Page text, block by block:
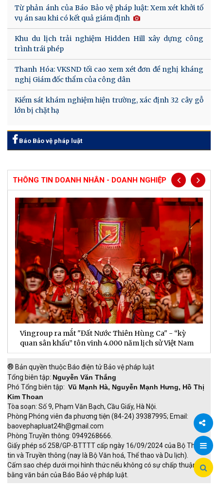
Chia
Từ phản ánh của Báo Bảo vệ pháp luật: Xem xét khởi tố
vụ án sau khi có kết quả giám định
Khu du lịch trải nghiệm Hidden Hill xây dựng công
trình trái phép
Thanh Hóa: VKSND tối cao xem xét đơn đề nghị kháng
nghị Giám đốc thẩm của công dân
Kiểm sát khám nghiệm hiện trường, xác định 32 cây gỗ
lớn bị chặt hạ
Báo Bảo vệ pháp luật
THÔNG TIN DOANH NHÂN - DOANH NGHIỆP
Vingroup ra mắt "Đất Nước Thiên Hùng Ca" - “kỳ
quan sân khấu” tôn vinh 4.000 năm lịch sử Việt Nam
® Bản quyền thuộc Báo điện tử Bảo vệ pháp luật
Tổng biên tập: Nguyễn Văn Thắng
Phó Tổng biên tập: Vũ Mạnh Hà, Nguyễn Mạnh Hưng, Hồ Thị
Kim Thoan
Tòa soạn: Số 9, Phạm Văn Bạch, Cầu Giấy, Hà Nội.
Phòng Phóng viên đa phương tiện (84-24) 39387995; Email:
baovephapluat24h@gmail.com
Phòng Truyền thông: 0949268666.
Giấy phép số 258/GP-BTTTT cấp ngày 16/09/2024 của Bộ Thông
tin và Truyền thông (nay là Bộ Văn hoá, Thể thao và Du lịch).
Cấm sao chép dưới mọi hình thức nếu không có sự chấp thuận
bằng văn bản của Báo Bảo vệ pháp luật.